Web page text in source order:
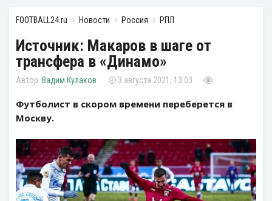
FOOTBALL24.ru Новости Россия РПЛ
Источник: Макаров в шаге от
трансфера в «Динамо»
Вадим Кулаков 3 августа 2021, 13:03
Футболист в скором времени переберется в
Москву.